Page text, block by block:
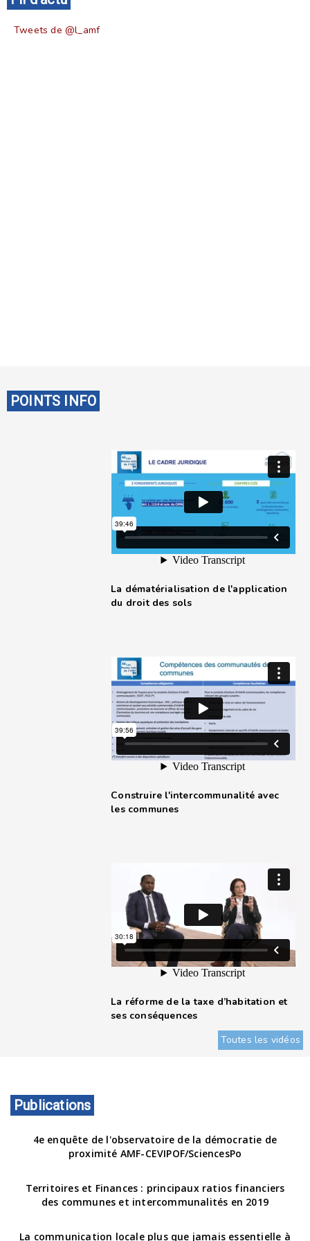
Tweets de @l_amf
POINTS INFO
La dématérialisation de l'application
du droit des sols
Construire l'intercommunalité avec
les communes
La réforme de la taxe d’habitation et
ses conséquences
Toutes les vidéos
Publications
4e enquête de l'observatoire de la démocratie de
proximité AMF-CEVIPOF/SciencesPo
Territoires et Finances : principaux ratios financiers
des communes et intercommunalités en 2019
La communication locale plus que jamais essentielle à